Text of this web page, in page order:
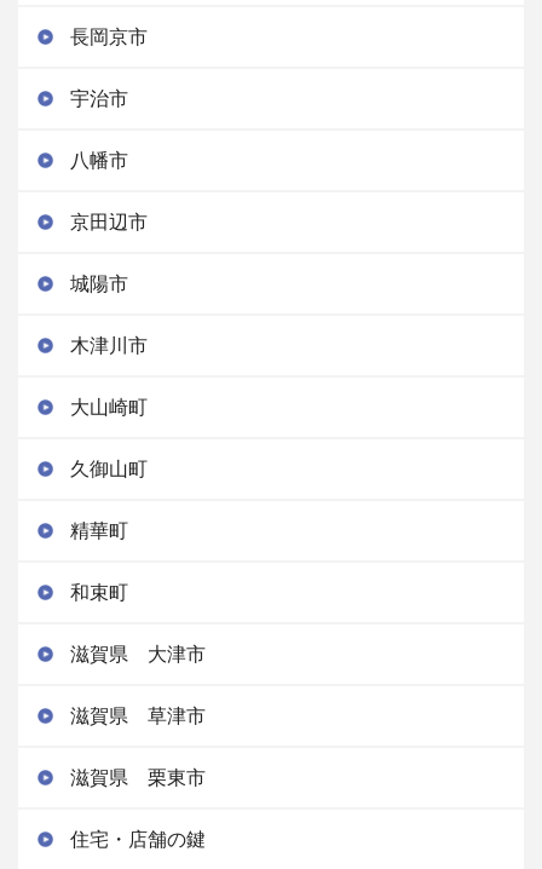
長岡京市
宇治市
八幡市
京田辺市
城陽市
木津川市
大山崎町
久御山町
精華町
和束町
滋賀県 大津市
滋賀県 草津市
滋賀県 栗東市
住宅・店舗の鍵